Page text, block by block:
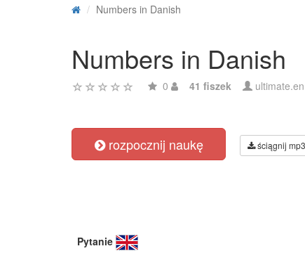
Numbers in Danish
Numbers in Danish
0 41 fiszek
rozpocznij naukę ściągnij mp3
Pytanie